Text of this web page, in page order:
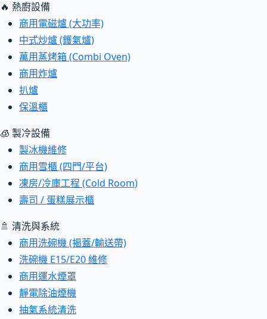
🔥 熱廚設備
商用電磁爐 (大功率)
中式炒爐 (鑊氣爐)
萬用蒸烤箱 (Combi Oven)
商用炸爐
扒爐
保溫櫃
🧊 製冷設備
製冰機維修
商用雪櫃 (四門/平台)
凍房/冷庫工程 (Cold Room)
壽司 / 蛋糕展示櫃
🚿 清洗與系統
商用洗碗機 (揭蓋/輸送帶)
洗碗機 E15/E20 維修
商用運水煙罩
靜電除油煙機
抽氣系統清洗